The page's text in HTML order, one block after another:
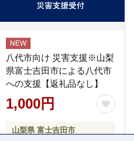
八代市向け 災害支援※山梨
県富士吉田市による八代市
への支援【返礼品なし】
1,000円
山梨県 富士吉田市